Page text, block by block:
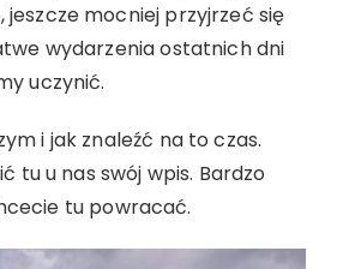
jeszcze mocniej przyjrzeć się
wydarzenia ostatnich dni
uczynić.
i jak znaleźć na to czas.
tu u nas swój wpis. Bardzo
tu powracać.